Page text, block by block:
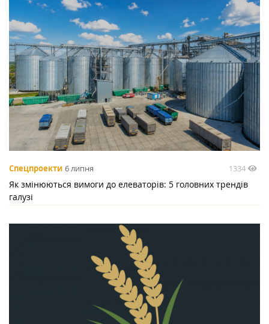
Спецпроекти 6 липня 1334
Як змінюються вимоги до елеваторів: 5 головних трендів
галузі